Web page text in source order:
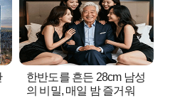
한반도를 흔든 28cm 남성
의 비밀, 매일 밤 즐거워